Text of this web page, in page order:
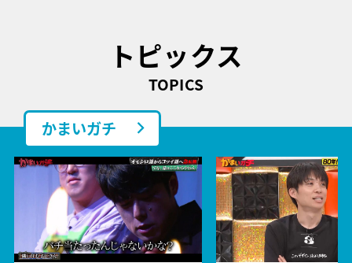
トピックス
TOPICS
かまいガチ